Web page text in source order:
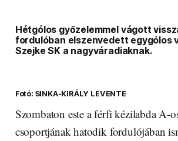
Hétgólos győzelemmel vágott
fordulóban elszenvedett egygólos
Szejke SK a nagyváradiaknak.
Fotó: SINKA-KIRÁLY LEVENTE
Szombaton este a férfi kézilabda A-
csoportjának hatodik fordulójában